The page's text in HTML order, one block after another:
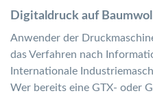
Digitaldruck auf
Anwender der
das Verfahren nach
Internationale
Wer bereits eine GTX- oder